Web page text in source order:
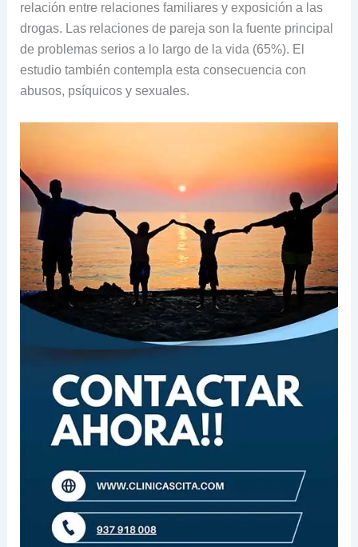
relación entre relaciones familiares y exposición a las
drogas. Las relaciones de pareja son la fuente principal
de problemas serios a lo largo de la vida (65%). El
estudio también contempla esta consecuencia con
abusos, psíquicos y sexuales.